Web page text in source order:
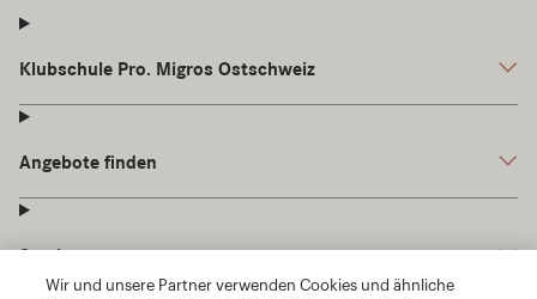
Wir und unsere Partner verwenden Cookies und ähnliche